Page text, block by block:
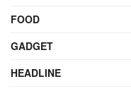
FOOD
GADGET
HEADLINE